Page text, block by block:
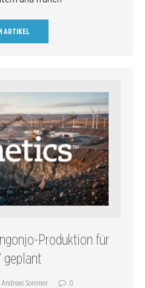
ARTIKEL
Produktion für
geplant
Andreas Sommer 0